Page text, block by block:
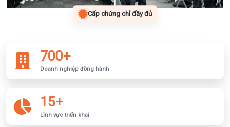
Cấp chứng chỉ đầy đủ
700+
Doanh nghiệp đồng hành
15+
Lĩnh vực triển khai